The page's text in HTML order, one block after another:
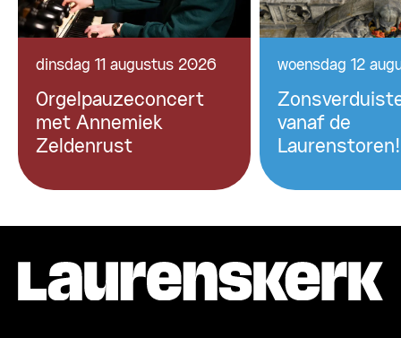
dinsdag 11 augustus 2026
Orgelpauzeconcert
met Annemiek
Zeldenrust
woensdag 12
vanaf de
Laurenstoren!